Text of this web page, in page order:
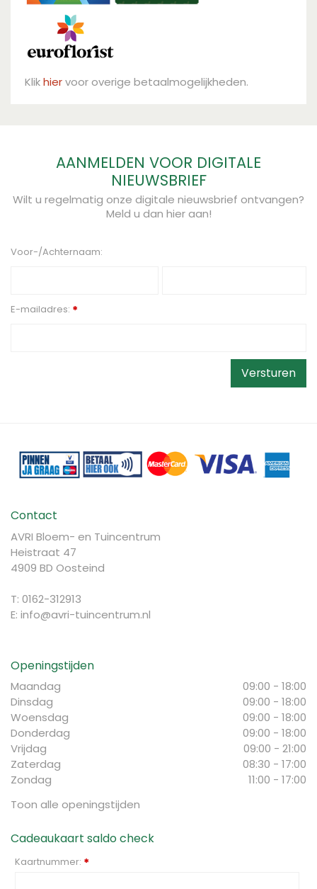
Klikhiervoor overige betaalmogelijkheden.
AANMELDEN VOOR DIGITALE
NIEUWSBRIEF
Wilt u regelmatig onze digitale nieuwsbrief ontvangen?
Meld u dan hier aan!
Voor-/Achternaam:
E-mailadres: *
Contact
AVRI Bloem- en Tuincentrum
Heistraat 47
4909 BD Oosteind
T: 0162-312913
E: info@avri-tuincentrum.nl
Openingstijden
Maandag
09:00 - 18:00
Dinsdag
09:00 - 18:00
Woensdag
09:00 - 18:00
Donderdag
09:00 - 18:00
Vrijdag
09:00 - 21:00
Zaterdag
08:30 - 17:00
Zondag
11:00 - 17:00
Toon alle openingstijden
Cadeaukaart saldo check
Kaartnummer: *